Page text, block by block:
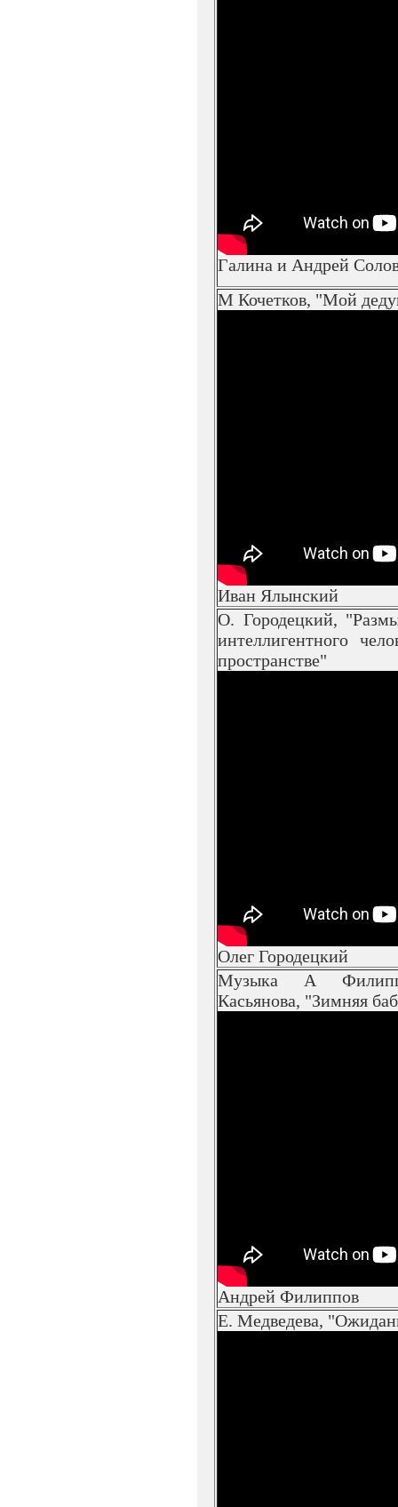
Галина и Андрей
М Кочетков, "Мой
Иван Ялынский
О. Городецкий,
интеллигентного
пространстве"
Олег Городецкий
Музыка А
Касьянова, "Зимняя
Андрей Филиппов
Е. Медведева,